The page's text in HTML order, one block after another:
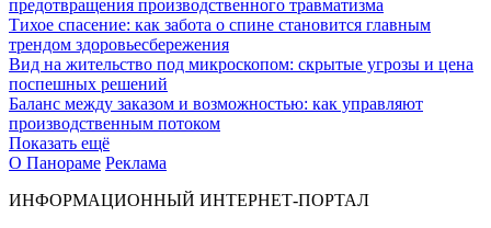
предотвращения производственного травматизма
Тихое спасение: как забота о спине становится главным
трендом здоровьесбережения
Вид на жительство под микроскопом: скрытые угрозы и цена
поспешных решений
Баланс между заказом и возможностью: как управляют
производственным потоком
Показать ещё
О Панораме Реклама
ИНФОРМАЦИОННЫЙ ИНТЕРНЕТ-ПОРТАЛ